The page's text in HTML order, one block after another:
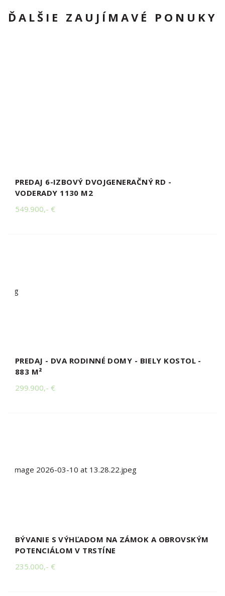
ĎALŠIE ZAUJÍMAVÉ PONUKY
PREDAJ 6-IZBOVÝ DVOJGENERAČNÝ RD -
VODERADY 1130 M2
549.900,- €
PREDAJ - DVA RODINNÉ DOMY - BIELY KOSTOL -
883 M²
299.900,- €
BÝVANIE S VÝHĽADOM NA ZÁMOK A OBROVSKÝM
POTENCIÁLOM V TRSTÍNE
235.000,- €